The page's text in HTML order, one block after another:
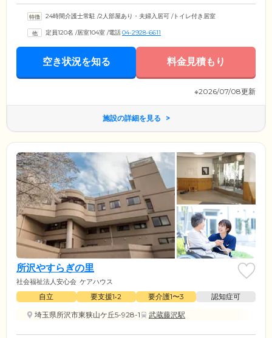
24時間介護士常駐 /2人部屋あり・夫婦入居可 /トイレ付き居室
定員120名 /居室104室 /電話04-2928-6611
空き状況を知る 料金見積もり
※2026/07/08更新
施設の詳細を見る
所沢やすらぎの里
社会福祉法人安心会 ケアハウス
自立 要支援1•2 要介護1〜3
認知症可
埼玉県所沢市東狭山ケ丘5-928-1
武蔵藤沢駅